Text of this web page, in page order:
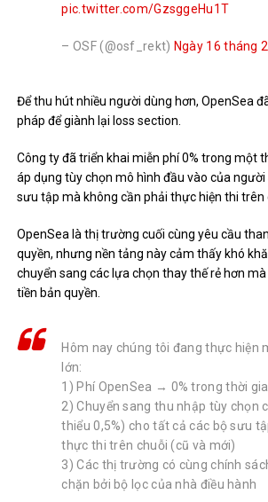
pic.twitter.com/GzsggeHu1T
– OSF (@osf_rekt) Ngày 16 tháng
Để thu hút nhiều người dùng hơn, OpenSea
pháp để giành lại loss section
Công ty đã triển khai miễn phí 0% trong một
áp dụngtùy chọn mô hình đầu vào của
sưu tập mà không cần phải thực hiện thi trên
OpenSea là thị trường cuối cùng yêu cầu
quyền, nhưng nền tảng này cảm thấy khó
chuyển sang các lựa chọn thay thế rẻ hơn
tiền bản quyền.
Hôm nay chúng tôi đang thực hiện
lớn:
1) Phí OpenSea → 0% trong thời
2) Chuyển sang thu nhập tùy chọn
thiểu 0,5%) cho tất cả các bộ sưu
thực thi trên chuỗi (cũ và mới)
3) Các thị trường có cùng chính
chặn bởi bộ lọc của nhà điều hành